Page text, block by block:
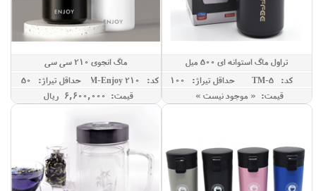
تراول ماگ استوانه ای 500 میل
کد: TM-5
حداقل تيراژ: 100
قیمت: « موجود نیست »
ماگ انجوی 210 سی سی
کد: TM-Enjoy 210
حداقل تيراژ: 50
قیمت: 6,600,000 ريال